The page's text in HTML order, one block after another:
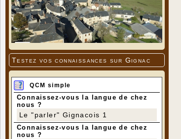
Testez vos connaissances sur Gignac
QCM simple
Connaissez-vous la langue de chez
nous ?
Le "parler" Gignacois 1
Connaissez-vous la langue de chez
nous ?